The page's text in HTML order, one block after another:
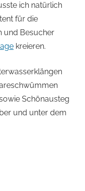
ich natürlich
für die
und Besucher
kreieren.
Schönausteg
und unter dem